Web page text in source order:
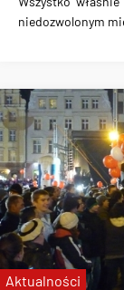
niedozwolonym
Aktualności